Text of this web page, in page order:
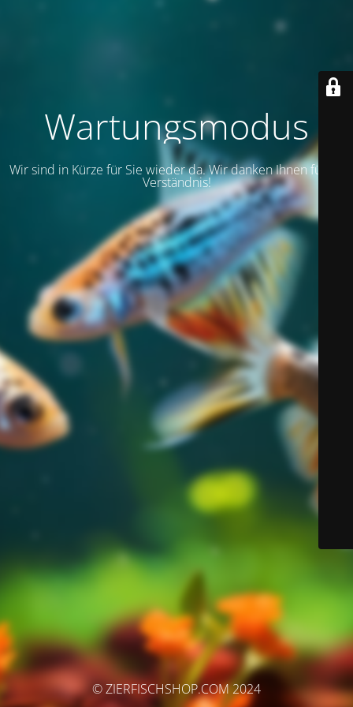
Wartungsmodus
Wir sind in Kürze für Sie wieder da. Wir danken Ihnen für Ihr
Verständnis!
© ZIERFISCHSHOP.COM 2024